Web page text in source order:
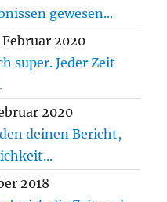
gewesen...
Februar 2020
super. Jeder Zeit
2020
deinen Bericht,
2018